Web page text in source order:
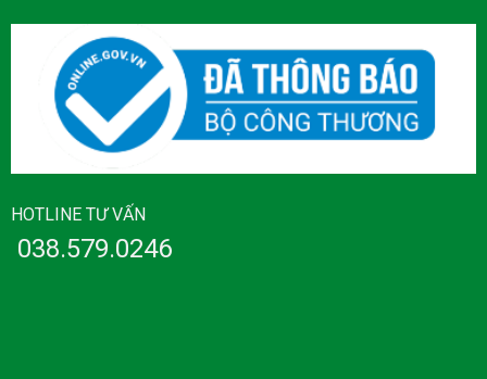
HOTLINE TƯ VẤN
038.579.0246